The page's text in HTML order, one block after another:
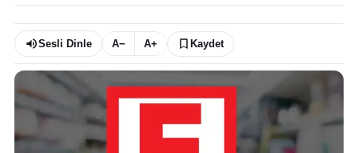
Sesli Dinle A− A+ Kaydet